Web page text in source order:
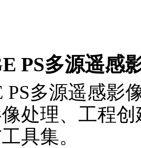
PS多源遥感
PS多源遥感影
处理、工程
具集。